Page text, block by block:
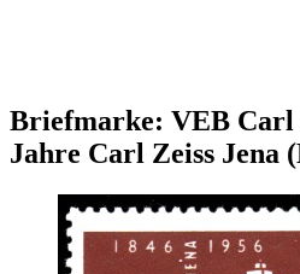
Briefmarke: VEB Carl
Jahre Carl Zeiss Jena